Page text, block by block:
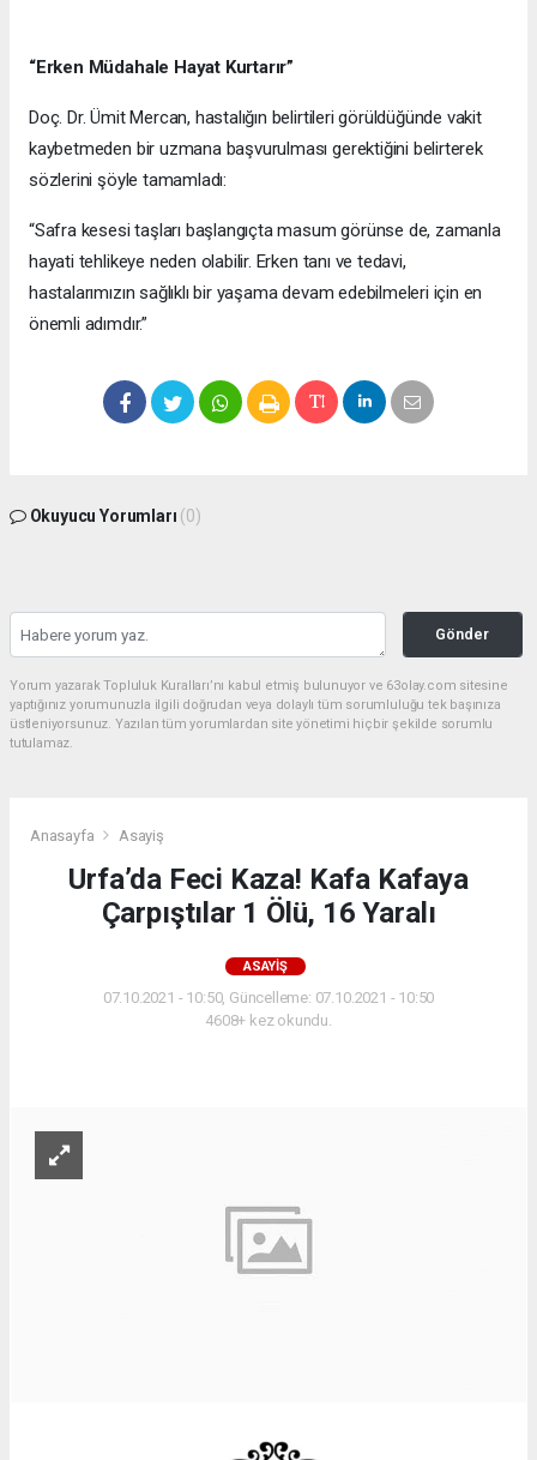
“Erken Müdahale Hayat Kurtarır”
Doç. Dr. Ümit Mercan, hastalığın belirtileri görüldüğünde vakit
kaybetmeden bir uzmana başvurulması gerektiğini belirterek
sözlerini şöyle tamamladı:
“Safra kesesi taşları başlangıçta masum görünse de, zamanla
hayati tehlikeye neden olabilir. Erken tanı ve tedavi,
hastalarımızın sağlıklı bir yaşama devam edebilmeleri için en
önemli adımdır.”
Okuyucu Yorumları (0)
Gönder
Yorum yazarak Topluluk Kuralları’nı kabul etmiş bulunuyor ve 63olay.com sitesine
yaptığınız yorumunuzla ilgili doğrudan veya dolaylı tüm sorumluluğu tek başınıza
üstleniyorsunuz. Yazılan tüm yorumlardan site yönetimi hiçbir şekilde sorumlu
tutulamaz.
Anasayfa Asayiş
Urfa’da Feci Kaza! Kafa Kafaya
Çarpıştılar 1 Ölü, 16 Yaralı
ASAYIŞ
07.10.2021 - 10:50, Güncelleme: 07.10.2021 - 10:50
4608+ kez okundu.